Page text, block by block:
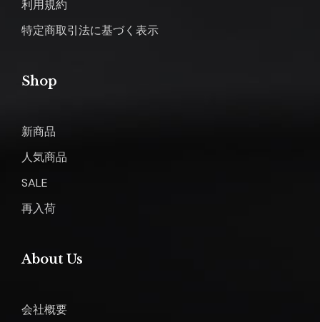
利用規約
特定商取引法に基づく表示
Shop
新商品
人気商品
SALE
再入荷
About Us
会社概要